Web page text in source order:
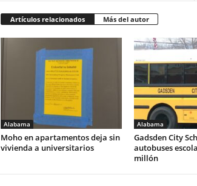
Artículos relacionados Más del autor
Alabama
Moho en apartamentos deja sin
vivienda a universitarios
Alabama
Gadsden City
autobuses
millón